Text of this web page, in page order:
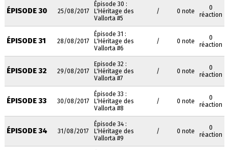
ÉPISODE 30 25/08/2017
Épisode 30 :
L'Héritage des
Vallorta #5
/ 0 note
0
réaction
ÉPISODE 31 28/08/2017
Épisode 31 :
L'Héritage des
Vallorta #6
/ 0 note
0
réaction
ÉPISODE 32 29/08/2017
Episode 32 :
L'Héritage des
Vallorta #7
/ 0 note
0
réaction
ÉPISODE 33 30/08/2017
Épisode 33 :
L'Héritage des
Vallorta #8
/ 0 note
0
réaction
ÉPISODE 34 31/08/2017
Épisode 34 :
L'Héritage des
Vallorta #9
/ 0 note
0
réaction